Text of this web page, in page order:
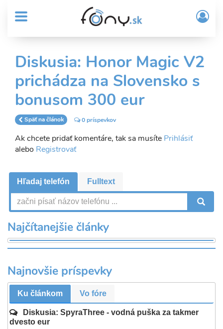
obsah
MENU
Sub
Header
menu
User
account
menu
/
Diskusia: Honor Magic V2
prichádza na Slovensko s
bonusom 300 eur
Späť na článok 0 príspevkov
Ak chcete pridať komentáre, tak sa musíte Prihlásiť
alebo Registrovať
Hľadaj telefón Fulltext
Najčítanejšie články
Najnovšie príspevky
Ku článkom Vo fóre
Diskusia: SpyraThree - vodná puška za takmer
dvesto eur